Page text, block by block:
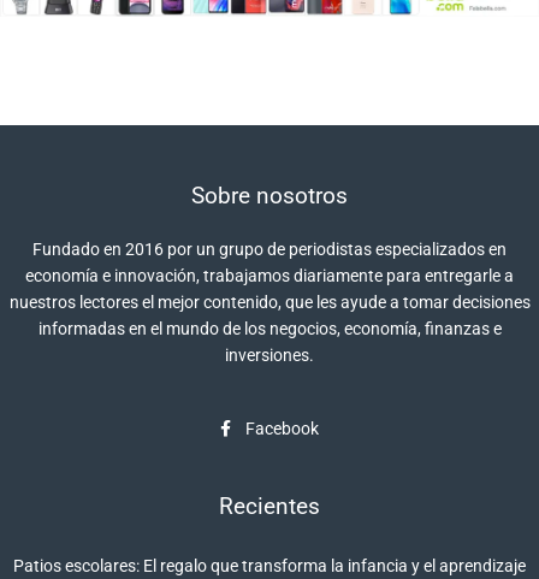
Sobre nosotros
Fundado en 2016 por un grupo de periodistas especializados en
economía e innovación, trabajamos diariamente para entregarle a
nuestros lectores el mejor contenido, que les ayude a tomar decisiones
informadas en el mundo de los negocios, economía, finanzas e
inversiones.
Facebook
Recientes
Patios escolares: El regalo que transforma la infancia y el aprendizaje